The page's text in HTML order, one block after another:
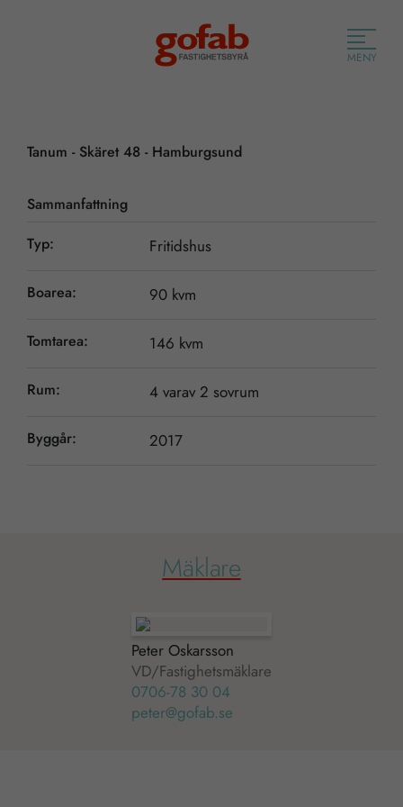
MENY
Tanum - Skäret 48 - Hamburgsund
Sammanfattning
Typ:
Fritidshus
Boarea: 90 kvm
Tomtarea: 146 kvm
Rum: 4 varav 2 sovrum
Byggår: 2017
Mäklare
Peter Oskarsson
VD/Fastighetsmäklare
0706-78 30 04
peter@gofab.se